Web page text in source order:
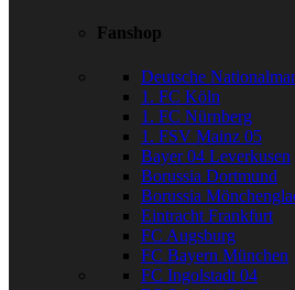
Fanshop
Deutsche
1. FC Köln
1. FC Nürnberg
1. FSV Mainz 05
Bayer 04 Leverkusen
Borussia Dortmund
Borussia
Eintracht Frankfurt
FC Augsburg
FC Bayern München
FC Ingolstadt 04